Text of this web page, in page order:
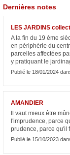
Dernières notes
LES JARDINS
A la fin du 19 ème
en périphérie du
parcelles affectées
y pratiquant le
Publié le 18/01/2024
AMANDIER
Il vaut mieux être
l'imprudence, parce
prudence, parce qu'il
Publié le 15/10/2023